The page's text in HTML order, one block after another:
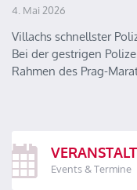
4. Mai 2026
Villachs schnellster
Bei der gestrigen
Rahmen des Prag-
Events & Termine